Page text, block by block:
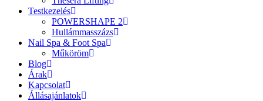
Testkezelés
POWERSHAPE 2
Hullámmasszázs
Nail Spa & Foot Spa
Műköröm
Blog
Árak
Kapcsolat
Állásajánlatok